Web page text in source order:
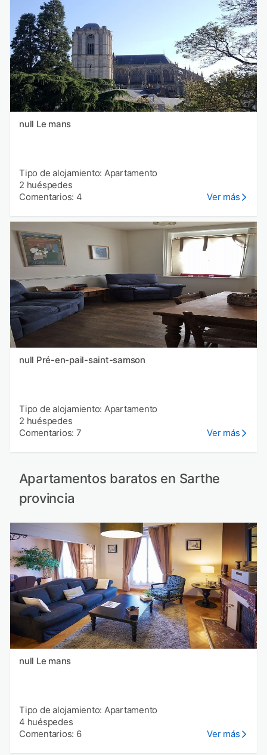
null Le mans
Tipo de alojamiento: Apartamento
2 huéspedes
Comentarios: 4
Ver más
null Pré-en-pail-saint-samson
Tipo de alojamiento: Apartamento
2 huéspedes
Comentarios: 7
Ver más
Apartamentos baratos en Sarthe
provincia
null Le mans
Tipo de alojamiento: Apartamento
4 huéspedes
Comentarios: 6
Ver más